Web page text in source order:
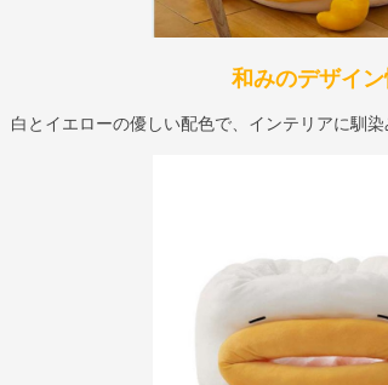
和みのデザイ
白とイエローの優しい配色で、インテリアに馴